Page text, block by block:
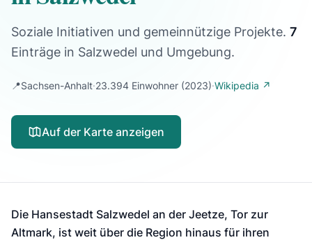
Soziale Initiativen und gemeinnützige Projekte. 7
Einträge in Salzwedel und Umgebung.
📍Sachsen-Anhalt·23.394 Einwohner (2023)·Wikipedia ↗
Auf der Karte anzeigen
Die Hansestadt Salzwedel an der Jeetze, Tor zur
Altmark, ist weit über die Region hinaus für ihren